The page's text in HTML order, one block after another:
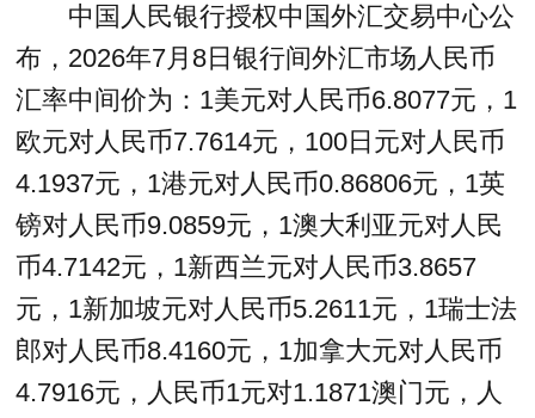
中国人民银行授权中国外汇交易中心公
布，2026年7月8日银行间外汇市场人民币
汇率中间价为：1美元对人民币6.8077元，1
欧元对人民币7.7614元，100日元对人民币
4.1937元，1港元对人民币0.86806元，1英
镑对人民币9.0859元，1澳大利亚元对人民
币4.7142元，1新西兰元对人民币3.8657
元，1新加坡元对人民币5.2611元，1瑞士法
郎对人民币8.4160元，1加拿大元对人民币
4.7916元，人民币1元对1.1871澳门元，人